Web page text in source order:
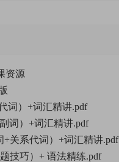
资源
词）+词汇精讲.pdf
词）+词汇精讲.pdf
关系代词）+词汇精讲.pdf
技巧）+ 语法精练.pdf